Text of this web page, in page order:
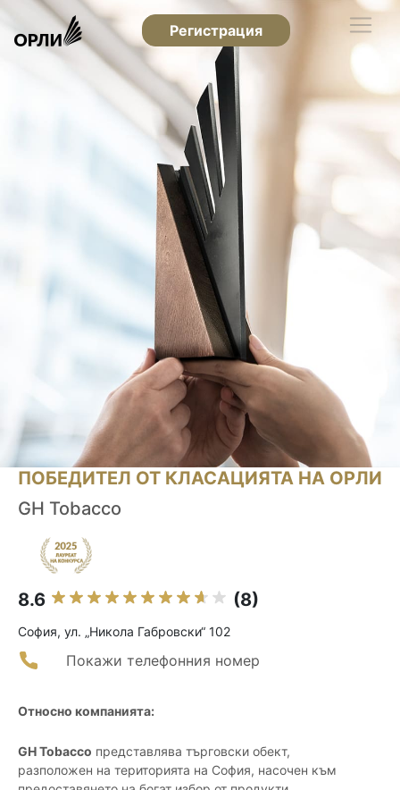
Регистрация
ПОБЕДИТЕЛ ОТ КЛАСАЦИЯТА НА ОРЛИ
GH Tobacco
8.6 (8)
София, ул. „Никола Габровски“ 102
Покажи телефонния номер
Относно компанията:
GH Tobacco представлява търговски обект,
разположен на територията на София, насочен към